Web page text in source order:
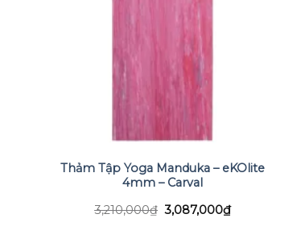
Thảm Tập Yoga Manduka – eKOlite
4mm – Carval
3,210,000₫ Giá
gốc
3,087,000₫Giá